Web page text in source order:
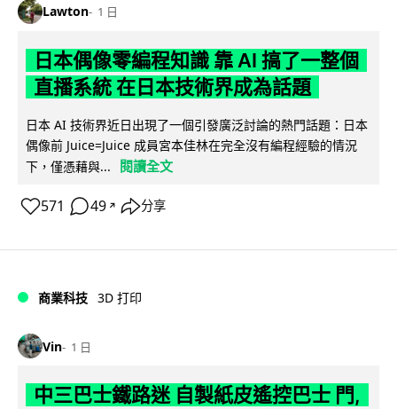
Lawton 1 日
日本偶像零編程知識 靠 AI 搞了一整個
直播系統 在日本技術界成為話題
日本 AI 技術界近日出現了一個引發廣泛討論的熱門話題：日本
偶像前 Juice=Juice 成員宮本佳林在完全沒有編程經驗的情況
下，僅憑藉與...
閱讀全文
571 49 ↗ 分享
商業科技 3D 打印
Vin 1 日
中三巴士鐵路迷 自製紙皮遙控巴士 門,